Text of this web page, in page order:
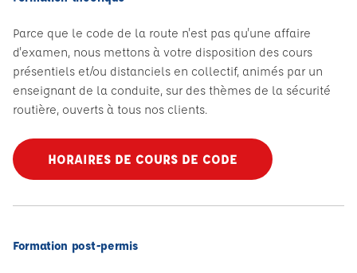
Parce que le code de la route n'est pas qu'une affaire
d'examen, nous mettons à votre disposition des cours
présentiels et/ou distanciels en collectif, animés par un
enseignant de la conduite, sur des thèmes de la sécurité
routière, ouverts à tous nos clients.
HORAIRES DE COURS DE CODE
Formation post-permis